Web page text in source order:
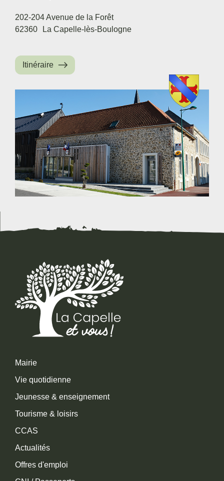
202-204 Avenue de la Forêt
62360
La Capelle-lès-Boulogne
Itinéraire
Mairie
Vie quotidienne
Jeunesse & enseignement
Tourisme & loisirs
CCAS
Actualités
Offres d'emploi